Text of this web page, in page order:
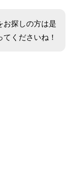
お探しの方は是
くださいね！